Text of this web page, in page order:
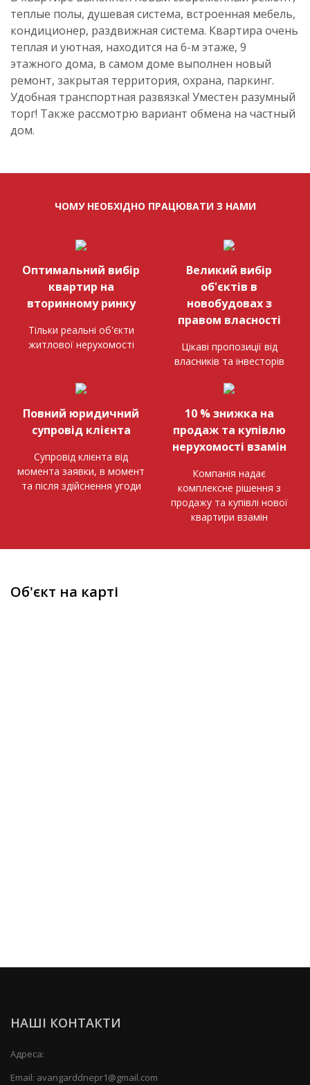
теплые полы, душевая система, встроенная мебель,
кондиционер, раздвижная система. Квартира очень
теплая и уютная, находится на 6-м этаже, 9
этажного дома, в самом доме выполнен новый
ремонт, закрытая территория, охрана, паркинг.
Удобная транспортная развязка! Уместен разумный
торг! Также рассмотрю вариант обмена на частный
дом.
ЧОМУ НЕОБХІДНО ПРАЦЮВАТИ З НАМИ
Оптимальний вибір
квартир на
вторинному ринку
Тільки реальні об'єкти
житлової нерухомості
Великий вибір
об'єктів в
новобудовах з
правом власності
Цікаві пропозиції від
власників та інвесторів
Повний юридичний
супровід клієнта
Супровід клієнта від
момента заявки, в момент
та після здійснення угоди
10 % знижка на
продаж та купівлю
нерухомості взамін
Компанія надає
комплексне рішення з
продажу та купівлі нової
квартири взамін
Об'єкт на карті
НАШІ КОНТАКТИ
Адреса:
Email: avangarddnepr1@gmail.com